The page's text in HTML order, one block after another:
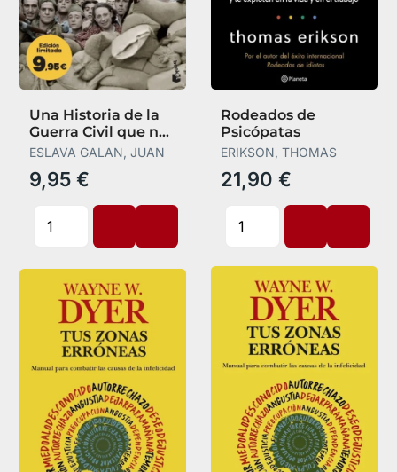
Una Historia de la
Guerra Civil que no
Va a Gustar a Nadie
ESLAVA GALAN, JUAN
9,95 €
Rodeados de
Psicópatas
ERIKSON, THOMAS
21,90 €